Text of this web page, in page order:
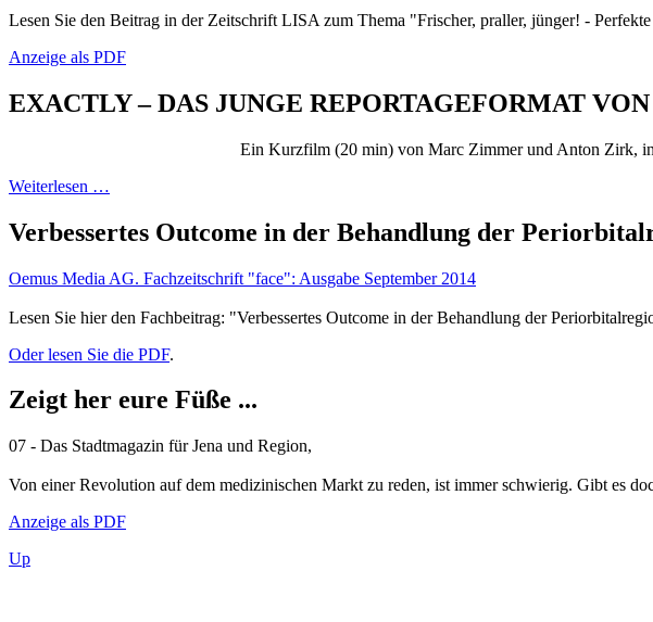
Lesen Sie den Beitrag in der Zeitschrift LISA zum Thema "Frischer, praller, jünger! -
Anzeige als PDF
EXACTLY ­– DAS JUNGE REPORTAGEFORMAT
Ein Kurzfilm (20 min) von Marc Zimmer und Anton Zirk,
Weiterlesen …
Verbessertes Outcome in der Behandlung der
Oemus Media AG. Fachzeitschrift "face": Ausgabe September 2014
Lesen Sie hier den Fachbeitrag: "Verbessertes Outcome in der Behandlung der
Oder lesen Sie die PDF.
Zeigt her eure Füße ...
07 - Das Stadtmagazin für Jena und Region,
Von einer Revolution auf dem medizinischen Markt zu reden, ist immer schwierig. Gibt es
Anzeige als PDF
Up